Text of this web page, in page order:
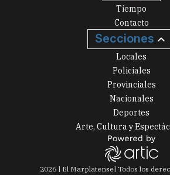
Tiempo
Contacto
Secciones
Locales
Policiales
Provinciales
Nacionales
Deportes
Arte, Cultura y
2026| El Marplatense| Todos los